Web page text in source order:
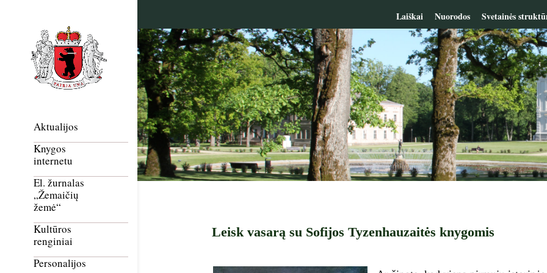
Laiškai Nuorodos Svetainės
Aktualijos
Knygos
internetu
El. žurnalas
„Žemaičių
žemė“
Kultūros
renginiai
Personalijos
Leisk vasarą su Sofijos Tyzenhauzaitės knygomis